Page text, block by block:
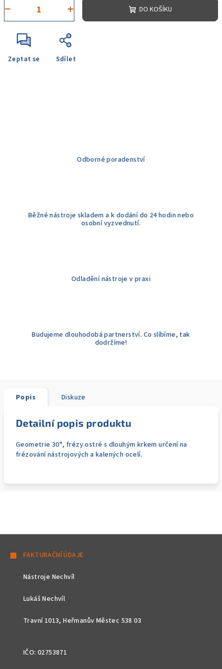
+
− DO KOŠÍKU
Zeptat se Sdílet
Odborné poradenství
Běžné nástroje skladem a k dodání do 24 hodin nebo
osobní vyzvednutí.
Odladění nástroje v praxi
Budujeme dlouhodobá partnerství. Co slíbíme, tak
dodržíme!
Popis Diskuze
Detailní popis produktu
Geometrie 30°, frézy ostré s dlouhým krkem určení na
frézování nástrojových a kalených ocelí.
FAKTURAČNÍ ÚDAJE
Nástroje Nechvíl
Lukáš Nechvíl
Travní 1013, Heřmanův Městec 538 03
IČO: 02753871